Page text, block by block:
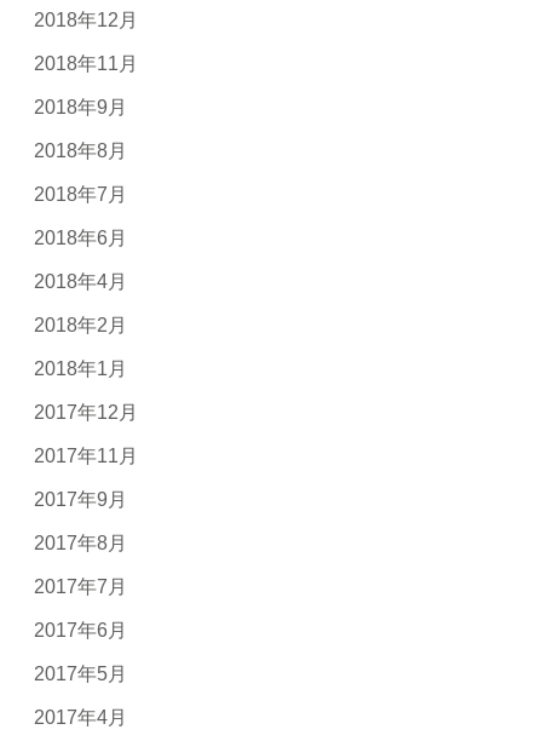
2018年12月
2018年11月
2018年9月
2018年8月
2018年7月
2018年6月
2018年4月
2018年2月
2018年1月
2017年12月
2017年11月
2017年9月
2017年8月
2017年7月
2017年6月
2017年5月
2017年4月